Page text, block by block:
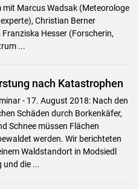
mit Marcus Wadsak (Meteorologe
Christian Berner
Hesser (Forscherin,
...
nach Katastrophen
- 17. August 2018: Nach den
Schäden durch Borkenkäfer,
Schnee müssen Flächen
werden. Wir berichteten
Waldstandort in Modsiedl
und die ...